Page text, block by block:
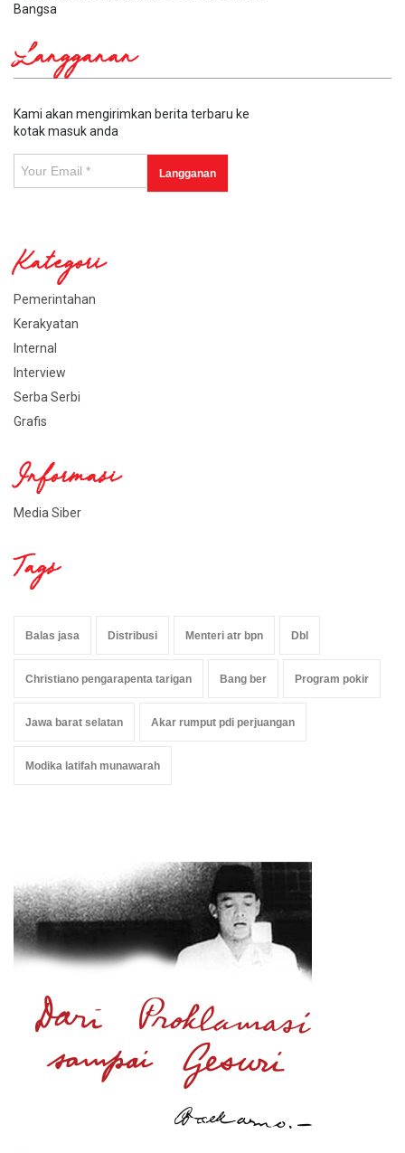
Bangsa
Langganan
Kami akan mengirimkan berita terbaru ke
kotak masuk anda
Kategori
Pemerintahan
Kerakyatan
Internal
Interview
Serba Serbi
Grafis
Informasi
Media Siber
Tags
Balas jasa Distribusi Menteri atr bpn Dbl
Christiano pengarapenta tarigan Bang ber Program pokir
Jawa barat selatan Akar rumput pdi perjuangan
Modika latifah munawarah